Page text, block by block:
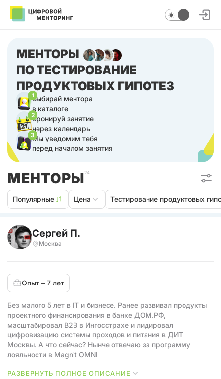
МЕНТОРЫ
ПО ТЕСТИРОВАНИЕ
ПРОДУКТОВЫХ ГИПОТЕЗ
1Выбирай ментора
в каталоге
2Бронируй занятие
через календарь
3Мы уведомим тебя
перед началом занятия
МЕНТОРЫ24
Популярные Цена Тестирование продуктовых
Сергей П.
Москва
Опыт – 7 лет
Без малого 5 лет в IT и бизнесе. Ранее развивал продукты
проектного финансирования в банке ДОМ.РФ,
масштабировал B2B в Ингосстрахе и лидировал
цифровизацию системы проходов и питания в ДИТ
Москвы. А что сейчас? Нынче отвечаю за программу
лояльности в Magnit OMNI
Опыт и подход у меня получились довольно
РАЗВЕРНУТЬ ПОЛНОЕ ОПИСАНИЕ